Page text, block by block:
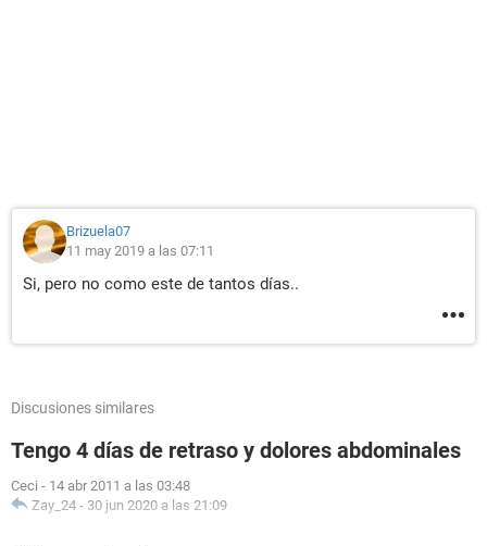
Brizuela07
11 may 2019 a las 07:11
Si, pero no como este de tantos días..
Discusiones similares
Tengo 4 días de retraso y dolores abdominales
Ceci - 14 abr 2011 a las 03:48
Zay_24 - 30 jun 2020 a las 21:09